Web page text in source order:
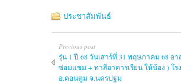
ประชาสัมพันธ์
Previous post
รุ่น 1 ปี 68 วันเสาร์ที่ 31 พฤษภาคม 68 อ
ซ่อมแซม + ทาสีอาคารเรียน ให้น้อง ) โร
อ.ดอนตูม จ.นครปฐม